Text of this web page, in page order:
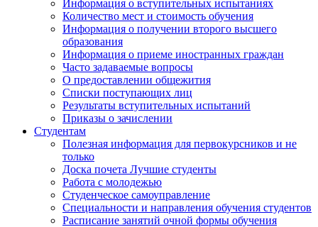
Информация о вступительных испытаниях
Количество мест и стоимость обучения
Информация о получении второго высшего
образования
Информация о приеме иностранных граждан
Часто задаваемые вопросы
О предоставлении общежития
Списки поступающих лиц
Результаты вступительных испытаний
Приказы о зачислении
Студентам
Полезная информация для первокурсников и не
только
Доска почета Лучшие студенты
Работа с молодежью
Студенческое самоуправление
Специальности и направления обучения студентов
Расписание занятий очной формы обучения